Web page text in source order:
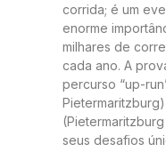
corrida; é um
enorme
milhares de
cada ano. A
percurso “up-
seus desafios